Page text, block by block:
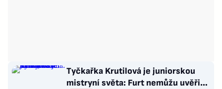
Tyčkařka Krutilová je juniorskou
mistryní světa: Furt nemůžu uvěřit,